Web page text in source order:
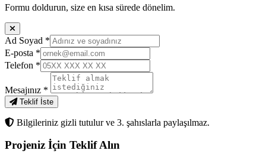
Formu doldurun, size en kısa sürede dönelim.
Ad Soyad *
E-posta *
Telefon *
Mesajınız *
Teklif İste
Bilgileriniz gizli tutulur ve 3. şahıslarla paylaşılmaz.
Projeniz İçin Teklif Alın